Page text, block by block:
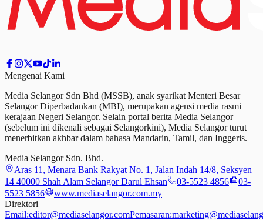
Mengenai Kami
Media Selangor Sdn Bhd (MSSB), anak syarikat Menteri Besar
Selangor Diperbadankan (MBI), merupakan agensi media rasmi
kerajaan Negeri Selangor. Selain portal berita Media Selangor
(sebelum ini dikenali sebagai Selangorkini), Media Selangor turut
menerbitkan akhbar dalam bahasa Mandarin, Tamil, dan Inggeris.
Media Selangor Sdn. Bhd.
Aras 11, Menara Bank Rakyat No. 1, Jalan Indah 14/8, Seksyen
14 40000 Shah Alam Selangor Darul Ehsan
03-5523 4856
03-
5523 5856
www.mediaselangor.com.my
Direktori
Email:editor@mediaselangor.comPemasaran: